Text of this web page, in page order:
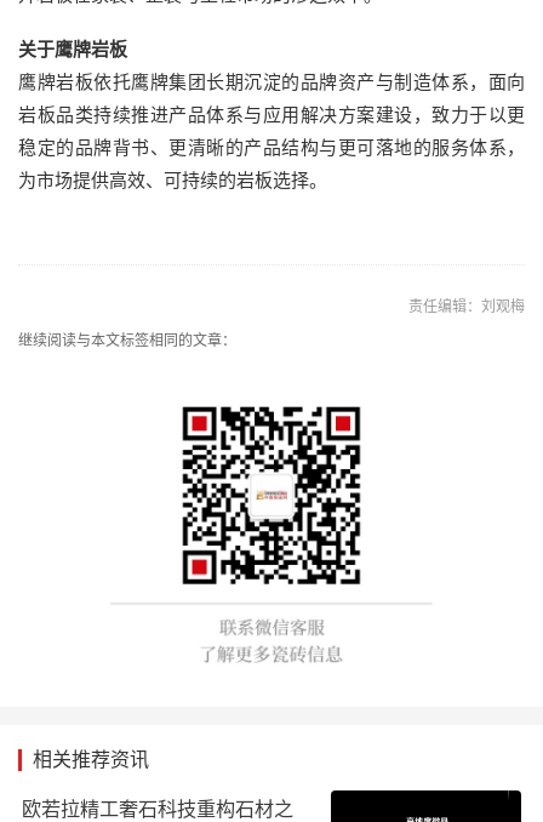
关于鹰牌岩板
鹰牌岩板依托鹰牌集团长期沉淀的品牌资产与制造体系，面向
岩板品类持续推进产品体系与应用解决方案建设，致力于以更
稳定的品牌背书、更清晰的产品结构与更可落地的服务体系，
为市场提供高效、可持续的岩板选择。
责任编辑：刘观梅
继续阅读与本文标签相同的文章：
相关推荐资讯
欧若拉精工奢石科技重构石材之